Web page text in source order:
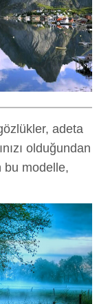
adeta
olduğundan
bu modelle,